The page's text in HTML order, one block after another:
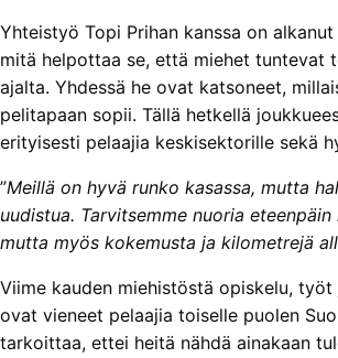
Yhteistyö Topi Prihan kanssa on alkanut
mitä helpottaa se, että miehet tuntevat
ajalta. Yhdessä he ovat katsoneet,
pelitapaan sopii. Tällä hetkellä
erityisesti pelaajia keskisektorille sekä
”Meillä on hyvä runko kasassa, mutta
uudistua. Tarvitsemme nuoria eteenpäin
mutta myös kokemusta ja kilometrejä
Viime kauden miehistöstä opiskelu, työt
ovat vieneet pelaajia toiselle puolen
tarkoittaa, ettei heitä nähdä ainakaan